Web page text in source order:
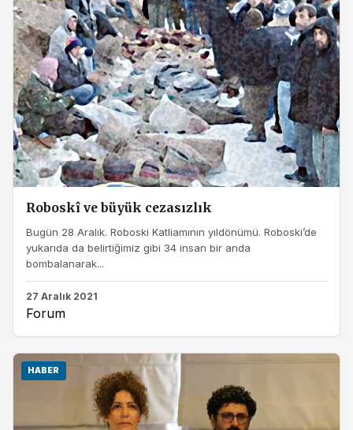
Roboskî ve büyük cezasızlık
Bugün 28 Aralık. Roboski Katliamının yıldönümü. Roboski’de
yukarıda da belirtiğimiz gibi 34 insan bir anda
bombalanarak...
27 Aralık 2021
Forum
HABER